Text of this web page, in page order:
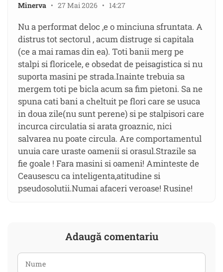
Minerva • 27 Mai 2026 • 14:27
Nu a performat deloc ,e o minciuna sfruntata. A
distrus tot sectorul , acum distruge si capitala
(ce a mai ramas din ea). Toti banii merg pe
stalpi si floricele, e obsedat de peisagistica si nu
suporta masini pe strada.Inainte trebuia sa
mergem toti pe bicla acum sa fim pietoni. Sa ne
spuna cati bani a cheltuit pe flori care se usuca
in doua zile(nu sunt perene) si pe stalpisori care
incurca circulatia si arata groaznic, nici
salvarea nu poate circula. Are comportamentul
unuia care uraste oamenii si orasul.Strazile sa
fie goale ! Fara masini si oameni! Aminteste de
Ceausescu ca inteligenta,atitudine si
pseudosolutii.Numai afaceri veroase! Rusine!
Adaugă comentariu